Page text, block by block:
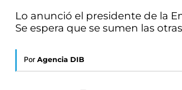
Lo anunció el presidente de la
Se espera que se sumen las
Por Agencia DIB